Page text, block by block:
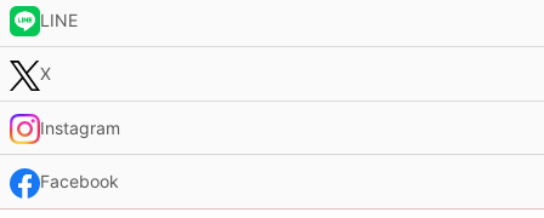
LINE
X
Instagram
Facebook